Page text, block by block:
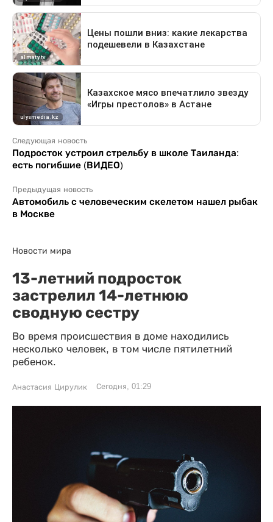
Следующая новость
Подросток устроил стрельбу в школе Таиланда:
есть погибшие (ВИДЕО)
Предыдущая новость
Автомобиль с человеческим скелетом нашел рыбак
в Москве
Новости мира
13-летний подросток
застрелил 14-летнюю
сводную сестру
Во время происшествия в доме находились
несколько человек, в том числе пятилетний
ребенок.
Анастасия Цирулик Сегодня, 01:29